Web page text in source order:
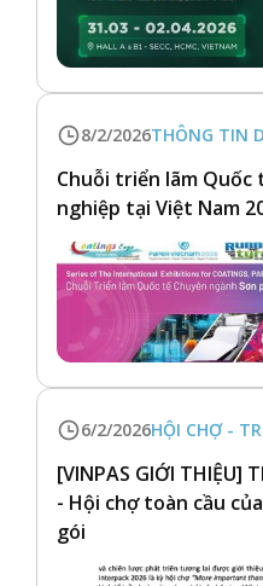
8/2/2026THÔNG TIN
Chuỗi triển lãm Quốc
nghiệp tại Việt Nam
6/2/2026HỘI CHỢ -
[VINPAS GIỚI
- Hội chợ toàn cầu
gói